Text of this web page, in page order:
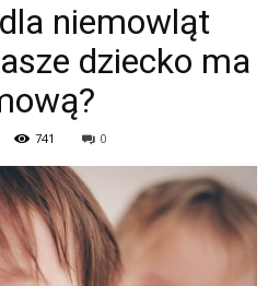
niemowląt
dziecko ma
741 0